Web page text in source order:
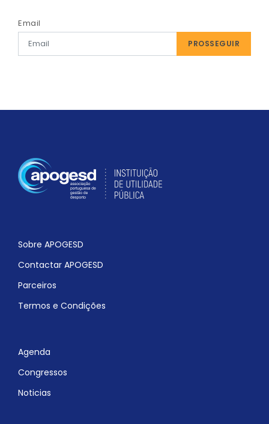
Email
PROSSEGUIR
Sobre APOGESD
Contactar APOGESD
Parceiros
Termos e Condições
Agenda
Congressos
Noticias